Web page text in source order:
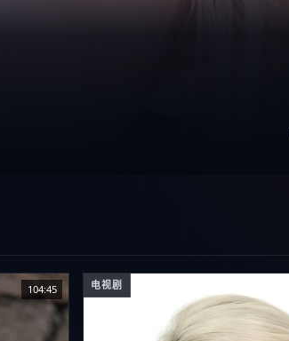
104:45 电视剧